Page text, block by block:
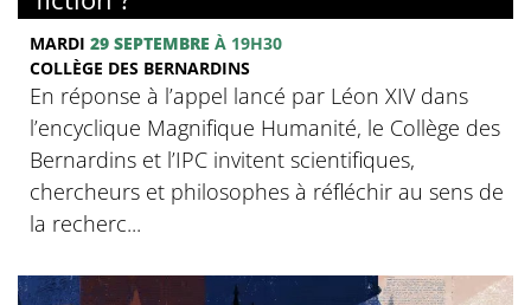
MARDI 29 SEPTEMBRE À 19H30
COLLÈGE DES BERNARDINS
En réponse à l’appel lancé par Léon XIV dans
l’encyclique Magnifique Humanité, le Collège des
Bernardins et l’IPC invitent scientifiques,
chercheurs et philosophes à réfléchir au sens de
la recherc...